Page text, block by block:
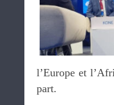
l’Europe et
part.